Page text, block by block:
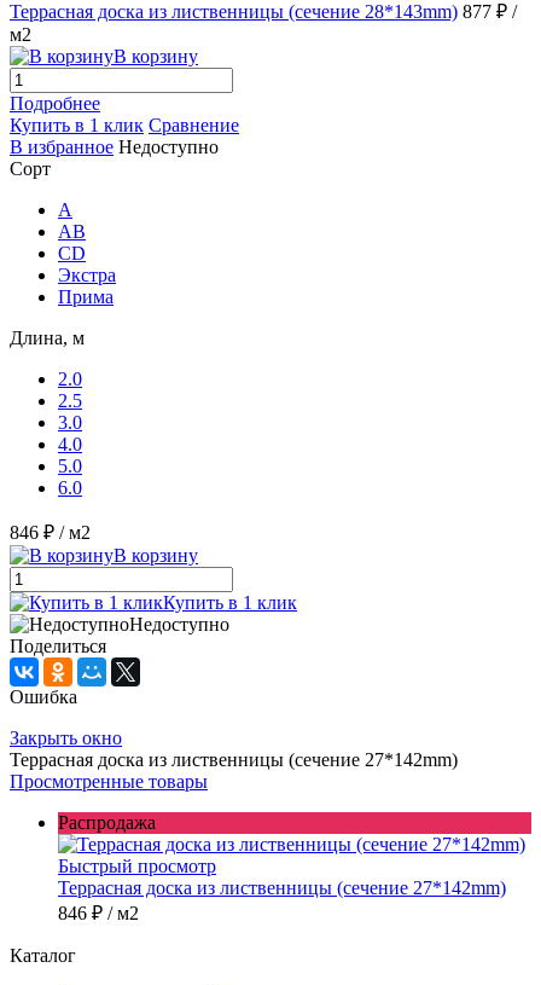
Террасная доска из лиственницы (сечение 28*143mm) 877 ₽ /
м2
В корзину
Подробнее
Купить в 1 клик Сравнение
В избранное Недоступно
Сорт
A
AB
CD
Экстра
Прима
Длина, м
2.0
2.5
3.0
4.0
5.0
6.0
846 ₽ / м2
В корзину
Купить в 1 клик
Недоступно
Поделиться
Ошибка
Закрыть окно
Террасная доска из лиственницы (сечение 27*142mm)
Просмотренные товары
Распродажа
Быстрый просмотр
Террасная доска из лиственницы (сечение 27*142mm)
846 ₽ / м2
Каталог